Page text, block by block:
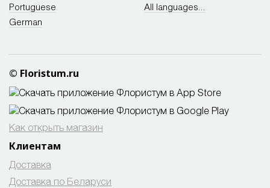
Portuguese
German
All languages...
© Floristum.ru
Как открыть магазин
Клиентам
Доставка
Доставка по Беларуси